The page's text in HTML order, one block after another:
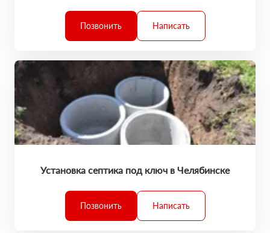
Позвонить Написать
Установка септика под ключ в Челябинске
Позвонить Написать